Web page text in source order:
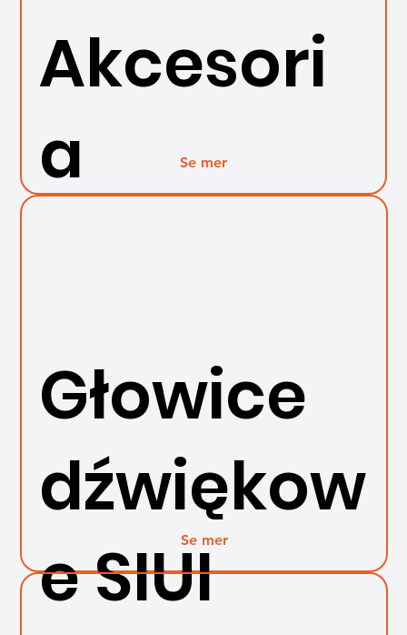
Akcesori
a
Se mer
Głowice
dźwiękow
e SIUI
Se mer